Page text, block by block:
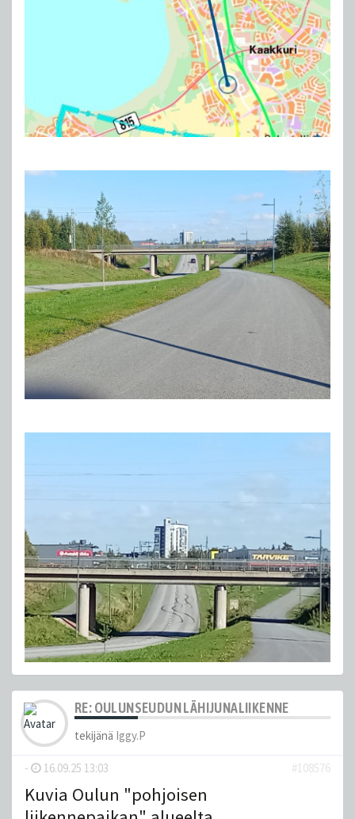
RE: OULUNSEUDUN LÄHIJUNALIIKENNE
tekijänä Iggy.P
- 16.09.25 13:03 #108576
Kuvia Oulun "pohjoisen